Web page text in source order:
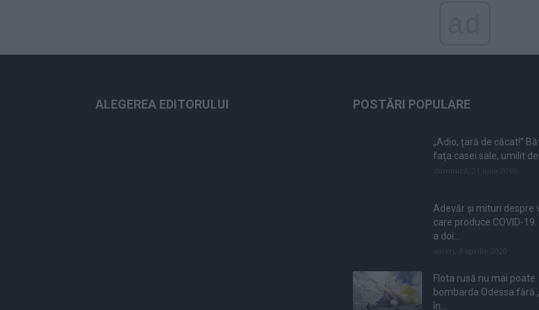
ALEGEREA EDITORULUI POSTĂRI POPULARE
„Adio, țară de căcat!”
fața casei sale, umilit de...
Adevăr și mituri despre
care produce COVID-
a doi...
Flota rusă nu mai poate
bombarda Odessa fără
în...